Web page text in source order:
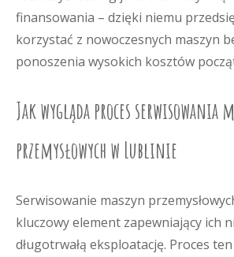
finansowania – dzięki niemu
korzystać z nowoczesnych maszyn
ponoszenia wysokich kosztów
Jak wygląda proces serwisowania
przemysłowych w Lublinie
Serwisowanie maszyn
kluczowy element zapewniający ich
długotrwałą eksploatację. Proces